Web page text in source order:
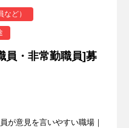
ど）
・非常勤職員]募
が意見を言いやすい職場｜